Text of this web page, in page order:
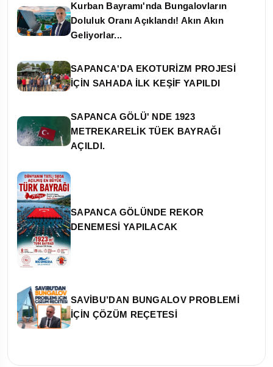
Kurban Bayramı'nda Bungalovların
Doluluk Oranı Açıklandı! Akın Akın
Geliyorlar...
SAPANCA'DA EKOTURİZM PROJESİ
İÇİN SAHADA İLK KEŞİF YAPILDI
SAPANCA GÖLÜ' NDE 1923
METREKARELİK TÜEK BAYRAĞI
AÇILDI.
SAPANCA GÖLÜNDE REKOR
DENEMESİ YAPILACAK
SAVİBU’DAN BUNGALOV PROBLEMİ
İÇİN ÇÖZÜM REÇETESİ